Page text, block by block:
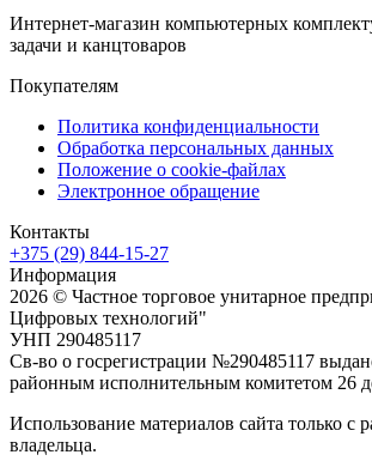
Интернет-магазин компьютерных
задачи и канцтоваров
Покупателям
Политика конфиденциальности
Обработка персональных данных
Положение о cookie-файлах
Электронное обращение
Контакты
+375 (29) 844-15-27
Информация
2026 © Частное торговое унитарное
Цифровых технологий"
УНП 290485117
Св-во о госрегистрации №290485117
районным исполнительным комитетом 26
Использование материалов сайта только с
владельца.